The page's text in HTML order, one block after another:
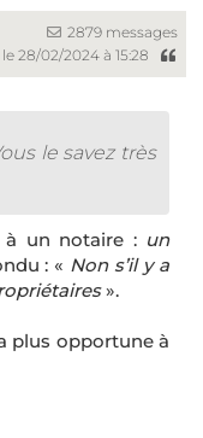
2879 messages
le 28/02/2024 à 15:28
le savez très
à un notaire : un
: « Non s’il y a
».
plus opportune à